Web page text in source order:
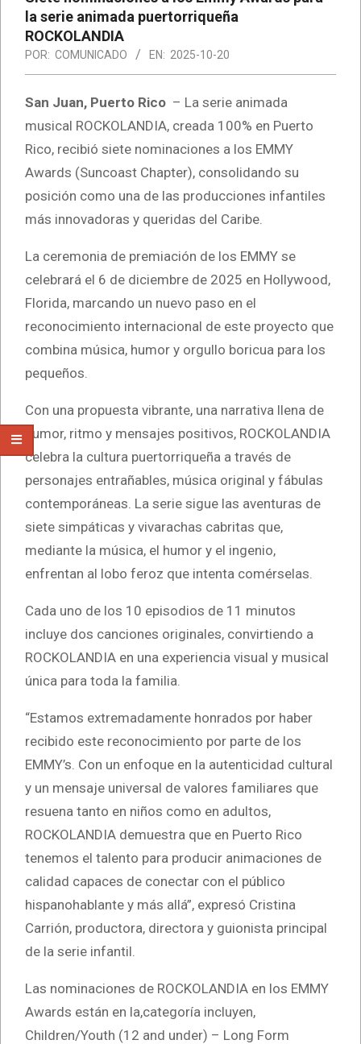
la serie animada puertorriqueña
ROCKOLANDIA
POR: COMUNICADO EN: 2025-10-20
San Juan, Puerto Rico – La serie animada
musical ROCKOLANDIA, creada 100% en Puerto
Rico, recibió siete nominaciones a los EMMY
Awards (Suncoast Chapter), consolidando su
posición como una de las producciones infantiles
más innovadoras y queridas del Caribe.
La ceremonia de premiación de los EMMY se
celebrará el 6 de diciembre de 2025 en Hollywood,
Florida, marcando un nuevo paso en el
reconocimiento internacional de este proyecto que
combina música, humor y orgullo boricua para los
pequeños.
Con una propuesta vibrante, una narrativa llena de
humor, ritmo y mensajes positivos, ROCKOLANDIA
celebra la cultura puertorriqueña a través de
personajes entrañables, música original y fábulas
contemporáneas. La serie sigue las aventuras de
siete simpáticas y vivarachas cabritas que,
mediante la música, el humor y el ingenio,
enfrentan al lobo feroz que intenta comérselas.
Cada uno de los 10 episodios de 11 minutos
incluye dos canciones originales, convirtiendo a
ROCKOLANDIA en una experiencia visual y musical
única para toda la familia.
“Estamos extremadamente honrados por haber
recibido este reconocimiento por parte de los
EMMY’s. Con un enfoque en la autenticidad cultural
y un mensaje universal de valores familiares que
resuena tanto en niños como en adultos,
ROCKOLANDIA demuestra que en Puerto Rico
tenemos el talento para producir animaciones de
calidad capaces de conectar con el público
hispanohablante y más allá”, expresó Cristina
Carrión, productora, directora y guionista principal
de la serie infantil.
Las nominaciones de ROCKOLANDIA en los EMMY
Awards están en la,categoría incluyen,
Children/Youth (12 and under) – Long Form